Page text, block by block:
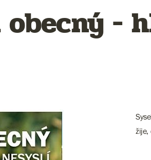
obecný -
žije,